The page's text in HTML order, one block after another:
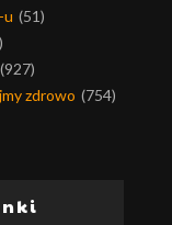
u (51)
(927)
zdrowo (754)